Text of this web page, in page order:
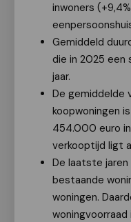
inwoners
Gemiddeld
die in 2025 een
jaar.
De gemiddelde
koopwoningen
454.000 euro
verkooptijd ligt
De laatste
bestaande
woningen.